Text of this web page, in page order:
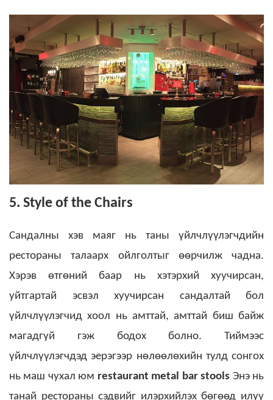
5. Style of the Chairs
Сандалны хэв маяг нь таны үйлчлүүлэгчдийн
рестораны талаарх ойлголтыг өөрчилж чадна.
Хэрэв өтгөний баар нь хэтэрхий хуучирсан,
уйтгартай эсвэл хуучирсан сандалтай бол
үйлчлүүлэгчид хоол нь амттай, амттай биш байж
магадгүй гэж бодох болно. Тиймээс
үйлчлүүлэгчдэд эерэгээр нөлөөлөхийн тулд сонгох
нь маш чухал юм restaurant metal bar stools Энэ нь
танай рестораны сэдвийг илэрхийлэх бөгөөд илүү